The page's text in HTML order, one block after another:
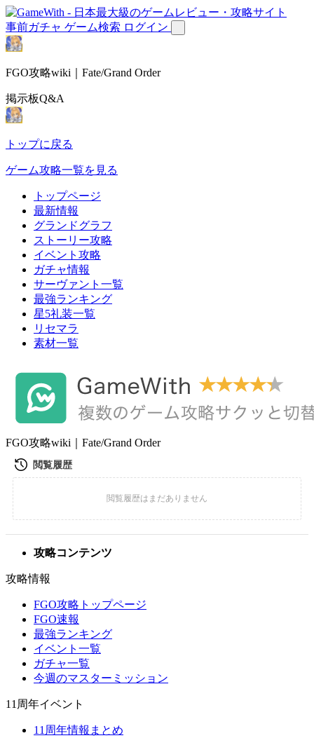
事前ガチャ ゲーム検索 ログイン
FGO攻略wiki｜Fate/Grand Order
掲示板Q&A
トップに戻る
ゲーム攻略一覧を見る
トップページ
最新情報
グランドグラフ
ストーリー攻略
イベント攻略
ガチャ情報
サーヴァント一覧
最強ランキング
星5礼装一覧
リセマラ
素材一覧
FGO攻略wiki｜Fate/Grand Order
攻略コンテンツ
攻略情報
FGO攻略トップページ
FGO速報
最強ランキング
イベント一覧
ガチャ一覧
今週のマスターミッション
11周年イベント
11周年情報まとめ